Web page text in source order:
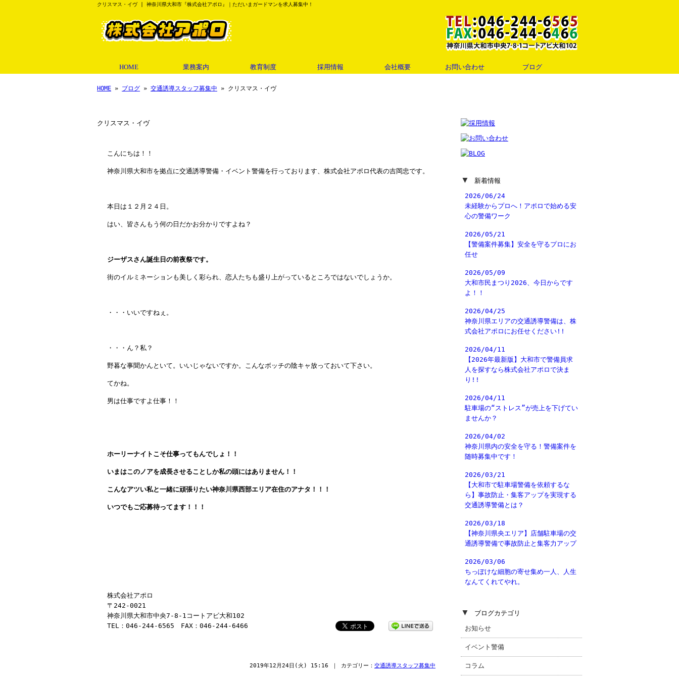
クリスマス・イヴ | 神奈川県大和市『株式会社アポロ』｜ただいまガードマンを求人募集中！
HOME 業務案内 教育制度 採用情報 会社概要 お問い合わせ ブログ
HOME » ブログ » 交通誘導スタッフ募集中 » クリスマス・イヴ
クリスマス・イヴ
こんにちは！！
神奈川県大和市を拠点に交通誘導警備・イベント警備を行っております、株式会社アポロ代表の吉岡忠です。
本日は１２月２４日。
はい、皆さんもう何の日だかお分かりですよね？
ジーザスさん誕生日の前夜祭です。
街のイルミネーションも美しく彩られ、恋人たちも盛り上がっているところではないでしょうか。
・・・いいですねぇ。
・・・ん？私？
野暮な事聞かんといて。いいじゃないですか。こんなボッチの陰キャ放っておいて下さい。
てかね。
男は仕事ですよ仕事！！
ホーリーナイトこそ仕事ってもんでしょ！！
いまはこのノアを成長させることしか私の頭にはありません！！
こんなアツい私と一緒に頑張りたい神奈川県西部エリア在住のアナタ！！！
いつでもご応募待ってます！！！
株式会社アポロ
〒242-0021
神奈川県大和市中央7-8-1コートアビ大和102
TEL：046-244-6565 FAX：046-244-6466
2019年12月24日(火) 15:16 ｜ カテゴリー： 交通誘導スタッフ募集中
▼ 新着情報
2026/06/24
未経験からプロへ！アポロで始める安
心の警備ワーク
2026/05/21
【警備案件募集】安全を守るプロにお
任せ
2026/05/09
大和市民まつり2026、今日からです
よ！！
2026/04/25
神奈川県エリアの交通誘導警備は、株
式会社アポロにお任せください!!
2026/04/11
【2026年最新版】大和市で警備員求
人を探すなら株式会社アポロで決ま
り!!
2026/04/11
駐車場の“ストレス”が売上を下げてい
ませんか？
2026/04/02
神奈川県内の安全を守る！警備案件を
随時募集中です！
2026/03/21
【大和市で駐車場警備を依頼するな
ら】事故防止・集客アップを実現する
交通誘導警備とは？
2026/03/18
【神奈川県央エリア】店舗駐車場の交
通誘導警備で事故防止と集客力アップ
2026/03/06
ちっぽけな細胞の寄せ集め一人、人生
なんてくれてやれ。
▼ ブログカテゴリ
お知らせ
イベント警備
コラム